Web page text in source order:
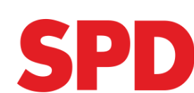
Inhalt
springen